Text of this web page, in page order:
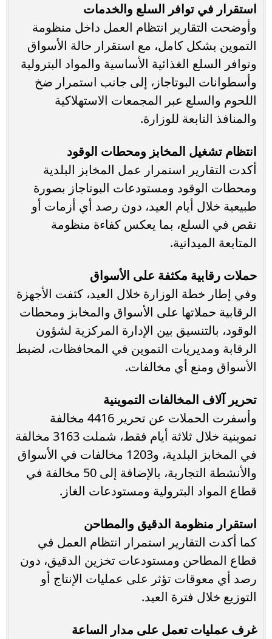
استقرار في توافر السلع والخدمات
وأوضحت التقارير انتظام العمل داخل منظومة
التموين بشكل كامل، مع استقرار حالة الأسواق
وتوافر السلع الغذائية الأساسية والمواد البترولية
وأسطوانات البوتاجاز، إلى جانب استمرار ضخ
اللحوم والسلع عبر المجمعات الاستهلاكية
والمنافذ التابعة للوزارة.
انتظام تشغيل المخابز ومحطات الوقود
أكدت التقارير استمرار عمل المخابز البلدية
ومحطات الوقود ومستودعات البوتاجاز بصورة
طبيعية خلال أيام العيد، دون رصد أي أزمات أو
نقص في السلع، بما يعكس كفاءة منظومة
المتابعة الميدانية.
حملات رقابية مكثفة على الأسواق
وفي إطار خطة الوزارة خلال العيد، كثفت الأجهزة
الرقابية حملاتها على الأسواق والمخابز ومحطات
الوقود، بالتنسيق بين الإدارة المركزية لشؤون
الرقابة ومديريات التموين في المحافظات، لضبط
الأسواق ومنع أي مخالفات.
تحرير آلاف المخالفات التموينية
وأسفرت الحملات عن تحرير 4416 مخالفة
تموينية خلال ثلاثة أيام فقط، شملت 3163 مخالفة
في المخابز البلدية، و1203 مخالفات في الأسواق
والأنشطة التجارية، بالإضافة إلى 50 مخالفة في
قطاع المواد البترولية ومستودعات الغاز.
استقرار منظومة الدقيق والمطاحن
كما أكدت التقارير استمرار انتظام العمل في
قطاع المطاحن ومستودعات تخزين الدقيق، دون
رصد أي معوقات تؤثر على عمليات الإنتاج أو
التوزيع خلال فترة العيد.
غرف عمليات تعمل على مدار الساعة